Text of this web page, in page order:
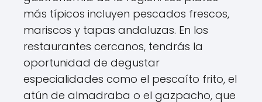
más típicos incluyen pescados frescos,
mariscos y tapas andaluzas. En los
restaurantes cercanos, tendrás la
oportunidad de degustar
especialidades como el pescaíto frito, el
atún de almadraba o el gazpacho, que